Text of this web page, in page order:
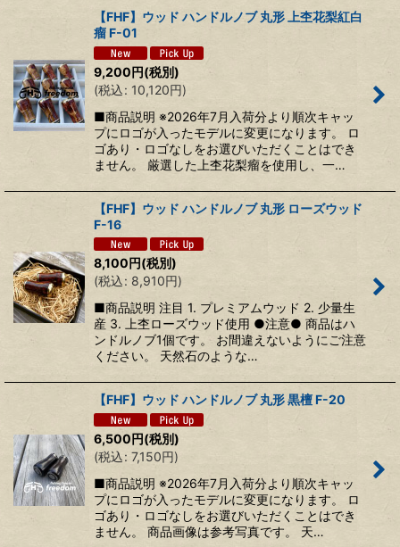
【FHF】ウッド ハンドルノブ 丸形 上杢花梨紅白
瘤 F-01
9,200円(税別)
(税込: 10,120円)
■商品説明 ※2026年7月入荷分より順次キャッ
プにロゴが入ったモデルに変更になります。 ロ
ゴあり・ロゴなしをお選びいただくことはでき
ません。 厳選した上杢花梨瘤を使用し、一…
【FHF】ウッド ハンドルノブ 丸形 ローズウッド
F-16
8,100円(税別)
(税込: 8,910円)
■商品説明 注目 1. プレミアムウッド 2. 少量生
産 3. 上杢ローズウッド使用 ●注意● 商品はハ
ンドルノブ1個です。 お間違えないようにご注意
ください。 天然石のような…
【FHF】ウッド ハンドルノブ 丸形 黒檀 F-20
6,500円(税別)
(税込: 7,150円)
■商品説明 ※2026年7月入荷分より順次キャッ
プにロゴが入ったモデルに変更になります。 ロ
ゴあり・ロゴなしをお選びいただくことはでき
ません。 商品画像は参考写真です。 天…